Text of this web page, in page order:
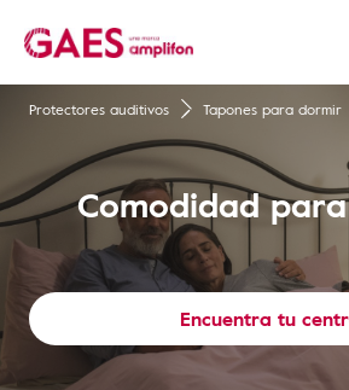
Protectores auditivos Tapones para dormir
Comodidad
Encuentra tu